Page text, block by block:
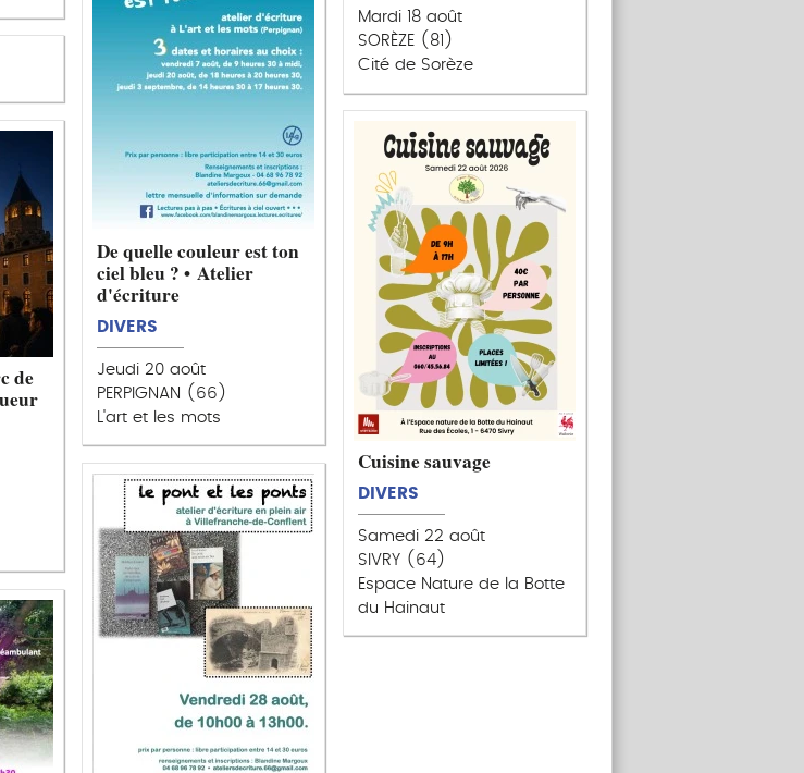
Mardi 18 août
SORÈZE (81)
Cité de Sorèze
De quelle couleur est ton
ciel bleu ? • Atelier
d'écriture
DIVERS
Jeudi 20 août
PERPIGNAN (66)
L'art et les mots
Cuisine sauvage
DIVERS
Samedi 22 août
SIVRY (64)
Espace Nature de la Botte
du Hainaut
de